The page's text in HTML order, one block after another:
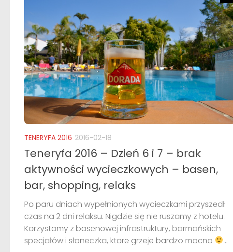
TENERYFA 2016 2016-02-18
Teneryfa 2016 – Dzień 6 i 7 – brak
aktywności wycieczkowych – basen,
bar, shopping, relaks
Po paru dniach wypełnionych wycieczkami przyszedł
czas na 2 dni relaksu. Nigdzie się nie ruszamy z hotelu.
Korzystamy z basenowej infrastruktury, barmańskich
specjałów i słoneczka, ktore grzeje bardzo mocno
...